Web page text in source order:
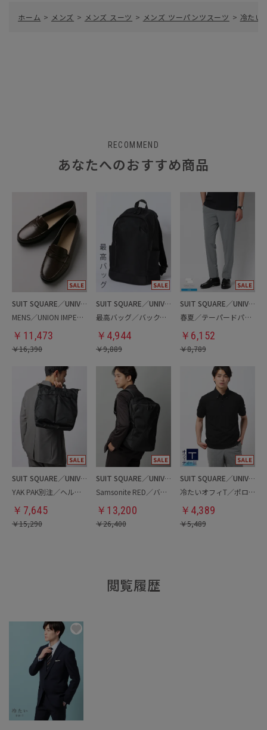
ホーム > メンズ > メンズ スーツ > メンズ ツーパンツスーツ > 冷たい
RECOMMEND
あなたへのおすすめ商品
SUIT SQUARE／UNIVERSAL LANGUAGE
MENS／UNION IMPERIAL監修／コインローファー
￥ 11,473
￥16,390
SUIT SQUARE／UNIVERSAL LANGUAGE
最高バッグ／バックパック
￥ 4,944
￥9,889
SUIT SQUARE／UNIVERSAL LANGUAGE
春夏／テーパードパンツ
￥ 6,152
￥8,789
SUIT SQUARE／UNIVERSAL LANGUAGE
YAK PAK別注／ヘルメットバッグ
￥ 7,645
￥15,290
SUIT SQUARE／UNIVERSAL LANGUAGE
Samsonite RED／バックパック
￥ 13,200
￥26,400
SUIT SQUARE／UNIVERSAL LANGUAGE
冷たいオフィT／ポロシャツ
￥ 4,389
￥5,489
閲覧履歴